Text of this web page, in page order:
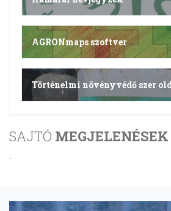
AGRONmaps szoftver
Történelmi növényvédő szer
SAJTÓ MEGJELENÉSEK
.